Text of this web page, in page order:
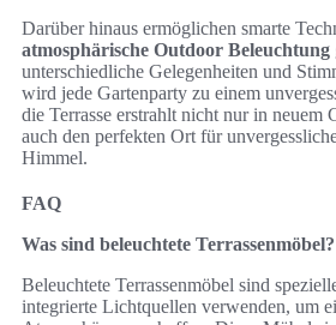
Darüber hinaus ermöglichen smarte
atmosphärische Outdoor Beleuchtung
unterschiedliche Gelegenheiten und
wird jede Gartenparty zu einem
die Terrasse erstrahlt nicht nur in neuem
auch den perfekten Ort für
Himmel.
FAQ
Was sind beleuchtete Terrassenmöbel?
Beleuchtete Terrassenmöbel sind
integrierte Lichtquellen verwenden, um